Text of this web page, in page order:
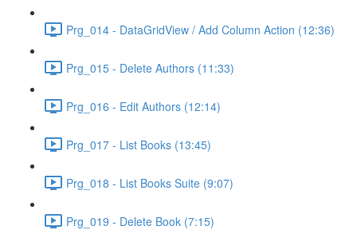
Prg_014 - DataGridView / Add Column Action (12:36)
Prg_015 - Delete Authors (11:33)
Prg_016 - Edit Authors (12:14)
Prg_017 - List Books (13:45)
Prg_018 - List Books Suite (9:07)
Prg_019 - Delete Book (7:15)